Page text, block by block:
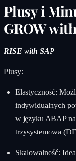
Plusy i
GROW
RISE with SAP
Plusy:
Elastyczność:
indywidualnych
w języku ABAP
trzysystemowa
Skalowalność: